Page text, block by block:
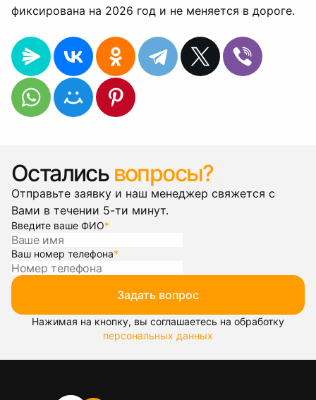
фиксирована на 2026 год и не меняется в дороге.
Остались вопросы?
Отправьте заявку и наш менеджер свяжется с
Вами в течении 5-ти минут.
Введите ваше ФИО*
Ваш номер телефона*
Задать вопрос
Нажимая на кнопку, вы соглашаетесь на обработку
персональных данных